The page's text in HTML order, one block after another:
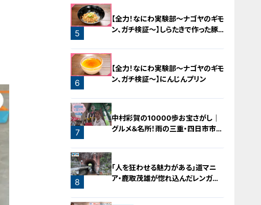
3
5
【全力！なにわ実験部～ナゴヤのギモ
ン、ガチ検証～】しらたきで作った豚
6
【全力！なにわ実験部～ナゴヤのギモ
ン、ガチ検証～】にんじんプリン
7
中村彩賀の10000歩お宝さがし｜
グルメ＆名所！雨の三重・四日市市で
8
「人を狂わせる魅力がある」道マニ
ア・鹿取茂雄が惚れ込んだレンガの